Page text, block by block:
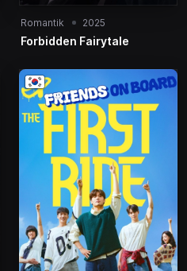
Romantik 2025
Forbidden Fairytale